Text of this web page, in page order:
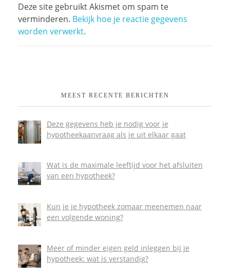
Deze site gebruikt Akismet om spam te
verminderen. Bekijk hoe je reactie gegevens
worden verwerkt.
MEEST RECENTE BERICHTEN
Deze gegevens heb je nodig voor je
hypotheekaanvraag als je uit elkaar gaat
Wat is de maximale leeftijd voor het afsluiten
van een hypotheek?
Kun je je hypotheek zomaar meenemen naar
een volgende woning?
Meer of minder eigen geld inleggen bij je
hypotheek: wat is verstandig?